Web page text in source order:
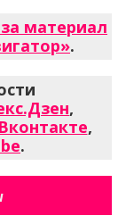
материал
.
,
Вконтакте,
.